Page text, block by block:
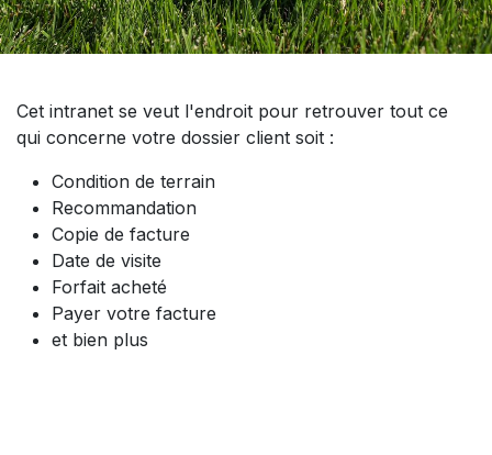
Cet intranet se veut l'endroit pour retrouver tout ce
qui concerne votre dossier client soit :
Condition de terrain
Recommandation
Copie de facture
Date de visite
Forfait acheté
Payer votre facture
et bien plus